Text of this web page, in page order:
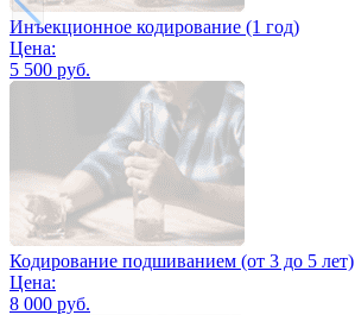
Инъекционное кодирование (1 год)
Цена:
5 500 руб.
Кодирование подшиванием (от 3 до 5 лет)
Цена:
8 000 руб.